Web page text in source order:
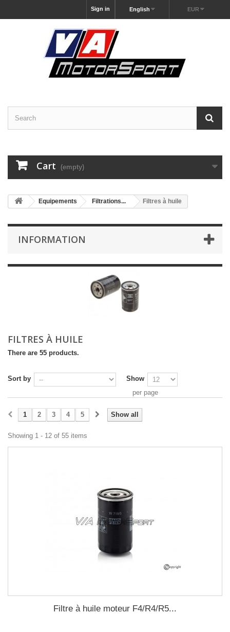
EUR
English
Sign in
Cart (empty)
Equipements Filtrations... Filtres à huile
INFORMATION
FILTRES À HUILE
There are 55 products.
Sort by
Show
per page
Show all
1 2 3 4 5
Showing 1 - 12 of 55 items
Filtre à huile moteur F4/R4/R5...